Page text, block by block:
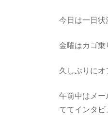
今日は一日状
金曜はカゴ乗
久しぶりに
午前中はメ
ててインタ